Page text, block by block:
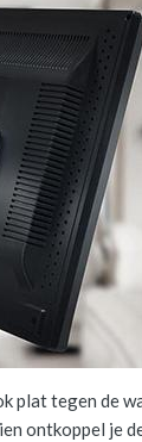
plat tegen de
ontkoppel je